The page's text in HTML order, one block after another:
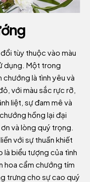
tùy thuộc vào màu
dụng. Một trong
chướng là tình yêu và
với màu sắc rực rỡ,
liệt, sự đam mê và
hồng lại đại
và lòng quý trọng.
với sự thuần khiết
là biểu tượng của tình
hoa cẩm chướng tím
trưng cho sự cao quý